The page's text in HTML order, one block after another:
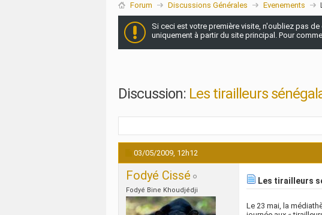
Forum Discussions Générales Evenements
Si ceci est votre première visite, n'oubliez pas
uniquement à partir du site principal. Pour
Discussion: Les tirailleurs
03/05/2009, 12h12
Fodyé Cissé
Fodyé Bine Khoudjédji
Les tirailleurs
Le 23 mai, la